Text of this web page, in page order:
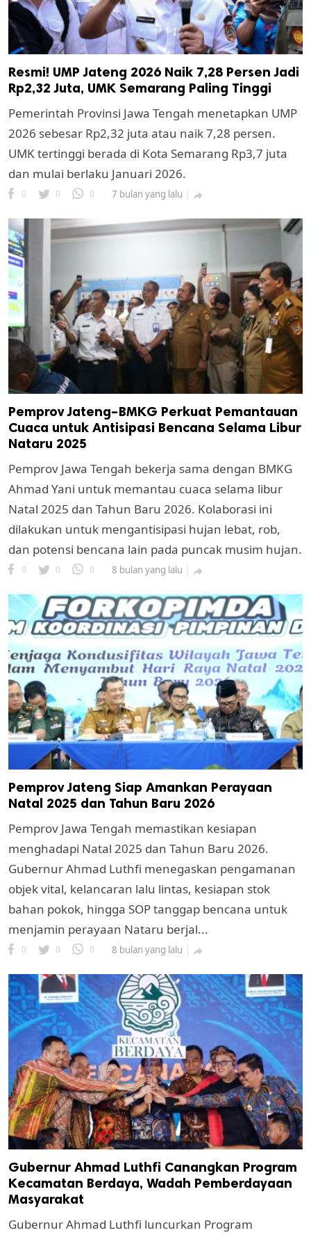
Resmi! UMP Jateng 2026 Naik 7,28 Persen Jadi
Rp2,32 Juta, UMK Semarang Paling Tinggi
Pemerintah Provinsi Jawa Tengah menetapkan UMP
2026 sebesar Rp2,32 juta atau naik 7,28 persen.
UMK tertinggi berada di Kota Semarang Rp3,7 juta
dan mulai berlaku Januari 2026.
0 0 0 7 bulan yang lalu 
Pemprov Jateng–BMKG Perkuat Pemantauan
Cuaca untuk Antisipasi Bencana Selama Libur
Nataru 2025
Pemprov Jawa Tengah bekerja sama dengan BMKG
Ahmad Yani untuk memantau cuaca selama libur
Natal 2025 dan Tahun Baru 2026. Kolaborasi ini
dilakukan untuk mengantisipasi hujan lebat, rob,
dan potensi bencana lain pada puncak musim hujan.
0 0 0 8 bulan yang lalu 
Pemprov Jateng Siap Amankan Perayaan
Natal 2025 dan Tahun Baru 2026
Pemprov Jawa Tengah memastikan kesiapan
menghadapi Natal 2025 dan Tahun Baru 2026.
Gubernur Ahmad Luthfi menegaskan pengamanan
objek vital, kelancaran lalu lintas, kesiapan stok
bahan pokok, hingga SOP tanggap bencana untuk
menjamin perayaan Nataru berjal...
0 0 0 8 bulan yang lalu 
Gubernur Ahmad Luthfi Canangkan Program
Kecamatan Berdaya, Wadah Pemberdayaan
Masyarakat
Gubernur Ahmad Luthfi luncurkan Program